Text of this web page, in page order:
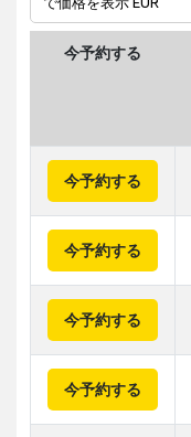
今予約する
今予約する
今予約する
今予約する
今予約する